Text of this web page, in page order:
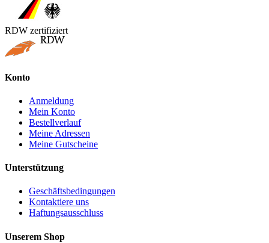
RDW zertifiziert
Konto
Anmeldung
Mein Konto
Bestellverlauf
Meine Adressen
Meine Gutscheine
Unterstützung
Geschäftsbedingungen
Kontaktiere uns
Haftungsausschluss
Unserem Shop